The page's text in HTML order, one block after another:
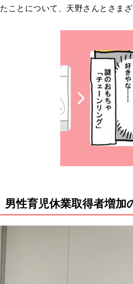
たことについて、天野さんとさま
男性育児休業取得者増加